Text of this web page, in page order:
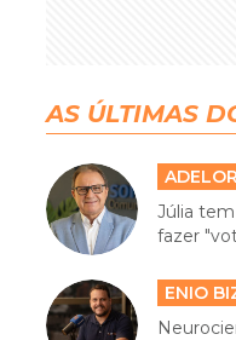
AS ÚLTIMAS
Júlia
fazer
ENIO